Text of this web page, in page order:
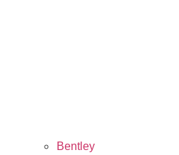
Bentley